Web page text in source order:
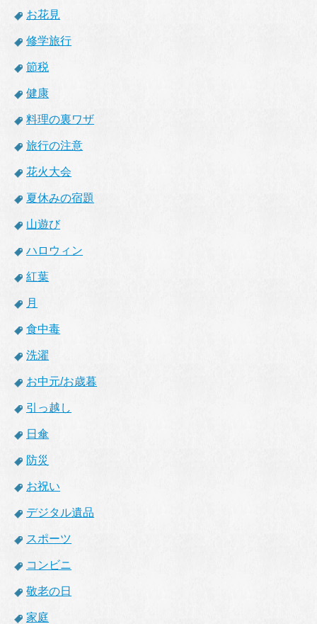
お花見
修学旅行
節税
健康
料理の裏ワザ
旅行の注意
花火大会
夏休みの宿題
山遊び
ハロウィン
紅葉
月
食中毒
洗濯
お中元/お歳暮
引っ越し
日傘
防災
お祝い
デジタル遺品
スポーツ
コンビニ
敬老の日
家庭